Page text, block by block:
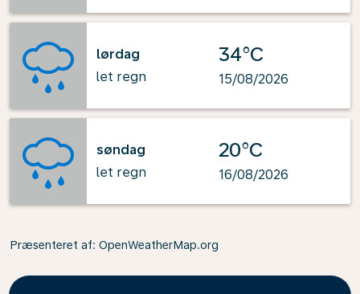
lørdag
let regn
34°C
15/08/2026
søndag
let regn
20°C
16/08/2026
Præsenteret af: OpenWeatherMap.org